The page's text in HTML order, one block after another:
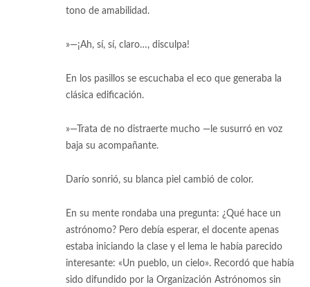
tono de amabilidad.
»—¡Ah, sí, sí, claro…, disculpa!
En los pasillos se escuchaba el eco que generaba la
clásica edificación.
»—Trata de no distraerte mucho —le susurró en voz
baja su acompañante.
Darío sonrió, su blanca piel cambió de color.
En su mente rondaba una pregunta: ¿Qué hace un
astrónomo? Pero debía esperar, el docente apenas
estaba iniciando la clase y el lema le había parecido
interesante: «Un pueblo, un cielo». Recordó que había
sido difundido por la Organización Astrónomos sin